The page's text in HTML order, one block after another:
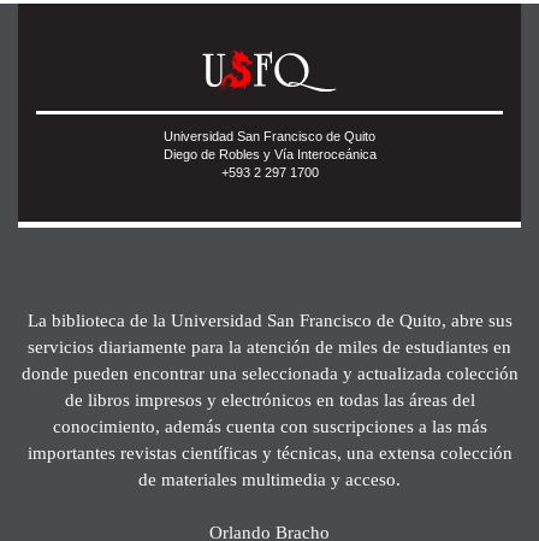
Universidad San Francisco de Quito
Diego de Robles y Vía Interoceánica
+593 2 297 1700
La biblioteca de la Universidad San Francisco de Quito, abre sus
servicios diariamente para la atención de miles de estudiantes en
donde pueden encontrar una seleccionada y actualizada colección
de libros impresos y electrónicos en todas las áreas del
conocimiento, además cuenta con suscripciones a las más
importantes revistas científicas y técnicas, una extensa colección
de materiales multimedia y acceso.
Orlando Bracho